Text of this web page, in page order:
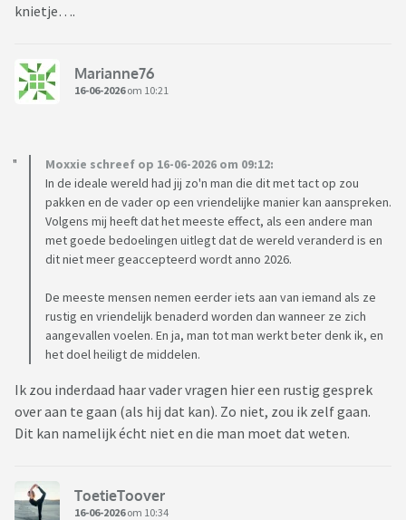
knietje….
Marianne76
16-06-2026om 10:21
Moxxie schreef op 16-06-2026 om 09:12:
In de ideale wereld had jij zo'n man die dit met tact op zou
pakken en de vader op een vriendelijke manier kan aanspreken.
Volgens mij heeft dat het meeste effect, als een andere man
met goede bedoelingen uitlegt dat de wereld veranderd is en
dit niet meer geaccepteerd wordt anno 2026.
De meeste mensen nemen eerder iets aan van iemand als ze
rustig en vriendelijk benaderd worden dan wanneer ze zich
aangevallen voelen. En ja, man tot man werkt beter denk ik, en
het doel heiligt de middelen.
Ik zou inderdaad haar vader vragen hier een rustig gesprek
over aan te gaan (als hij dat kan). Zo niet, zou ik zelf gaan.
Dit kan namelijk écht niet en die man moet dat weten.
ToetieToover
16-06-2026om 10:34